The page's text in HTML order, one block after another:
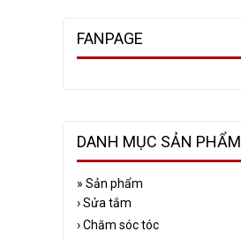
FANPAGE
DANH MỤC SẢN PHẨM
» Sản phẩm
›Sửa tắm
›Chăm sóc tóc